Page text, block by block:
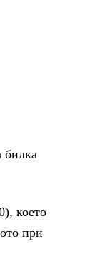
билка
което
при